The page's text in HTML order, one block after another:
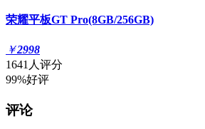
荣耀平板GT Pro(8GB/256GB)
￥2998
1641人评分
99%好评
评论